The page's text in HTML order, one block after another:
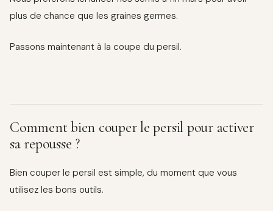
plus de chance que les graines germes.
Passons maintenant à la coupe du persil.
Comment bien couper le persil pour activer
sa repousse ?
Bien couper le persil est simple, du moment que vous
utilisez les bons outils.